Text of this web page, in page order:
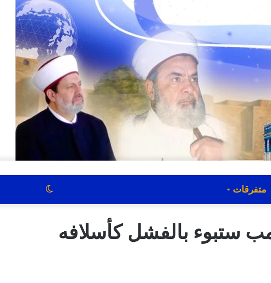
متفرقات
ستبوء بالفشل كأسلافه